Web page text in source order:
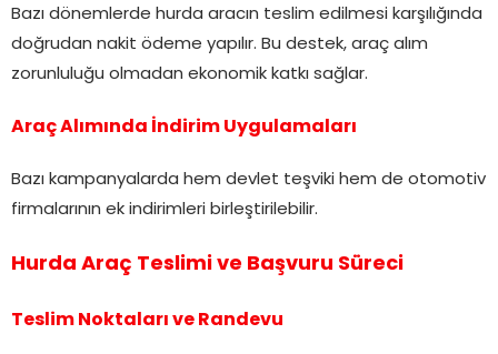
Bazı dönemlerde hurda aracın teslim edilmesi karşılığında
doğrudan nakit ödeme yapılır. Bu destek, araç alım
zorunluluğu olmadan ekonomik katkı sağlar.
Araç Alımında İndirim Uygulamaları
Bazı kampanyalarda hem devlet teşviki hem de otomotiv
firmalarının ek indirimleri birleştirilebilir.
Hurda Araç Teslimi ve Başvuru Süreci
Teslim Noktaları ve Randevu